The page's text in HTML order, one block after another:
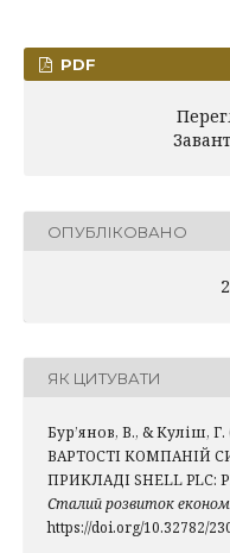
PDF
ОПУБЛІКОВАНО
ЯК ЦИТУВАТИ
Бур’янов, В., & Куліш,
ВАРТОСТІ КОМПАНІЙ
ПРИКЛАДІ SHELL
Сталий розвиток
https://doi.org/10.32782/